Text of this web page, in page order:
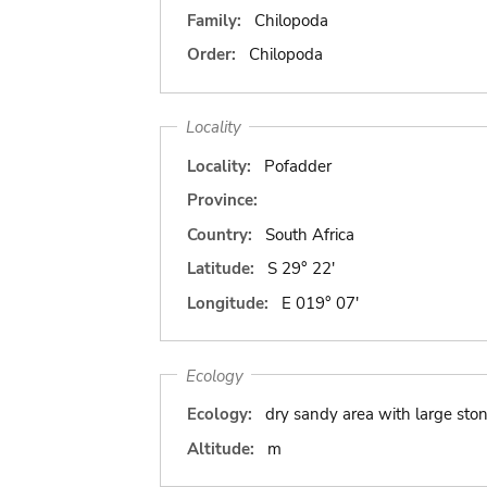
Family:
Chilopoda
Order:
Chilopoda
Locality
Locality:
Pofadder
Province:
Country:
South Africa
Latitude:
S 29° 22'
Longitude:
E 019° 07'
Ecology
Ecology:
dry sandy area with large
Altitude:
m